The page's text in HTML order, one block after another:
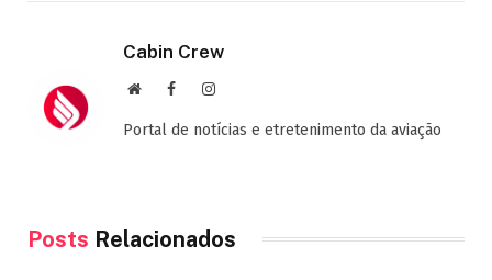
Cabin Crew
Site FacebookInstagram
Portal de notícias e etretenimento da aviação
Posts Relacionados